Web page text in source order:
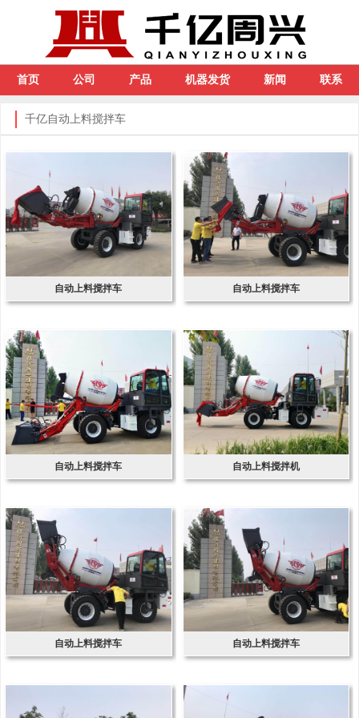
首页 公司 产品 机器发货 新闻 联系
千亿自动上料搅拌车
自动上料搅拌车 自动上料搅拌车
自动上料搅拌车 自动上料搅拌机
自动上料搅拌车 自动上料搅拌车